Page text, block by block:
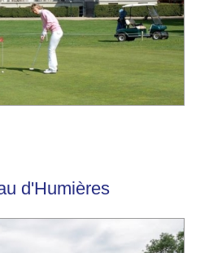
d'Humières